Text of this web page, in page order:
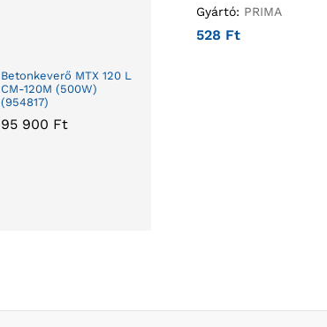
Gyártó: PRIMA
528 Ft
Betonkeverő MTX 120 L
CM-120M (500W)
(954817)
95 900 Ft